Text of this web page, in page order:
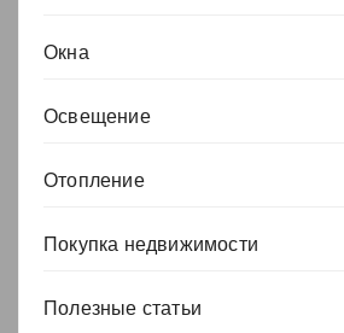
Окна
Освещение
Отопление
Покупка недвижимости
Полезные статьи